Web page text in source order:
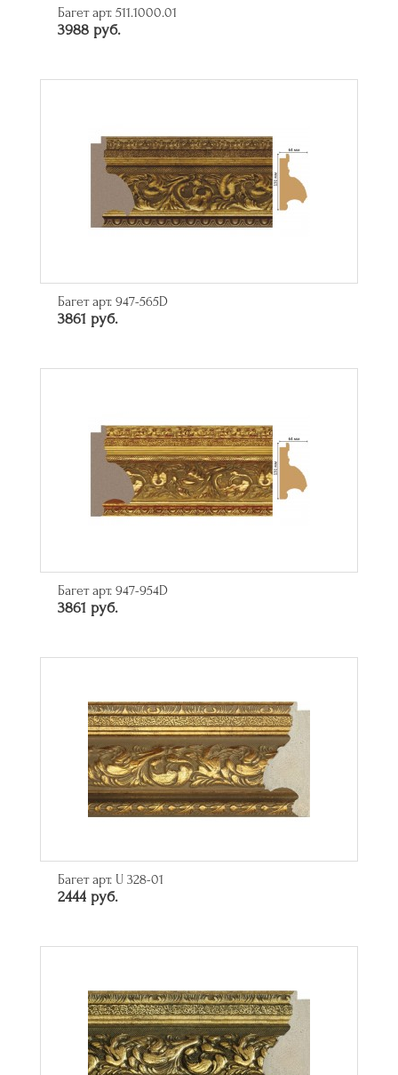
Багет арт. 511.1000.01
3988 руб.
Багет арт. 947-565D
3861 руб.
Багет арт. 947-954D
3861 руб.
Багет арт. U 328-01
2444 руб.